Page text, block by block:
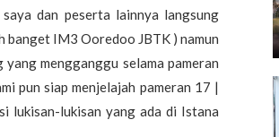
dan peserta lainnya langsung
banget IM3 Ooredoo JBTK ) namun
mengganggu selama pameran
pun siap menjelajah pameran 17 |
lukisan-lukisan yang ada di Istana